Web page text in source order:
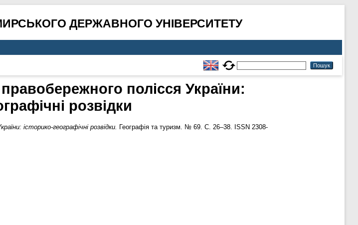
ДЕРЖАВНОГО УНІВЕРСИТЕТУ
полісся України:
розвідки
історико-географічні розвідки. Географія та туризм. № 69. С. 26–38. ISSN 2308-